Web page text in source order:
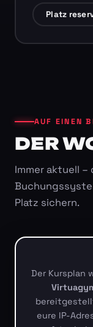
Platz
AUF EINEN
DER
Immer aktuell –
Platz sichern.
Der Kursplan
eure IP-